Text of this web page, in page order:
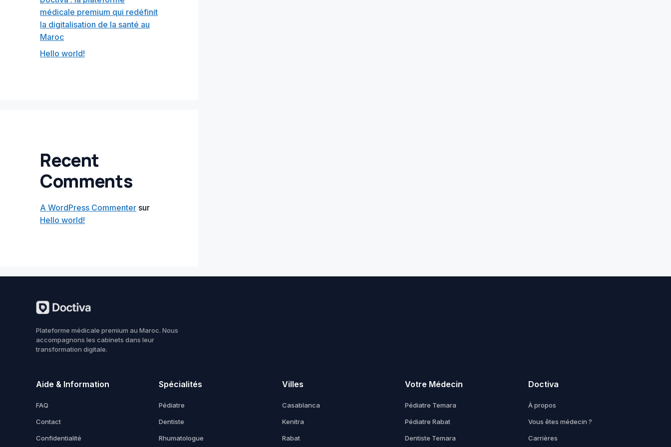
médicale premium qui redéfinit
la digitalisation de la santé au
Maroc
Hello world!
Recent
Comments
A WordPress Commenter sur
Hello world!
Plateforme médicale premium au Maroc. Nous
accompagnons les cabinets dans leur
transformation digitale.
Aide & Information
FAQ
Contact
Confidentialité
Spécialités
Pédiatre
Dentiste
Rhumatologue
Villes
Casablanca
Kenitra
Rabat
Votre Médecin
Pédiatre Temara
Pédiatre Rabat
Dentiste Temara
Doctiva
À propos
Vous êtes médecin ?
Carrières